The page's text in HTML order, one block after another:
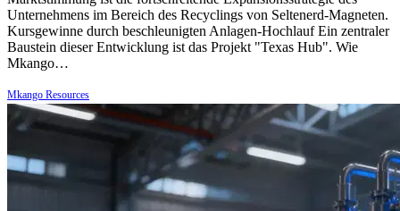
Unternehmens im Bereich des Recyclings von Seltenerd-Magneten.
Kursgewinne durch beschleunigten Anlagen-Hochlauf Ein zentraler
Baustein dieser Entwicklung ist das Projekt "Texas Hub". Wie
Mkango…
Mkango Resources